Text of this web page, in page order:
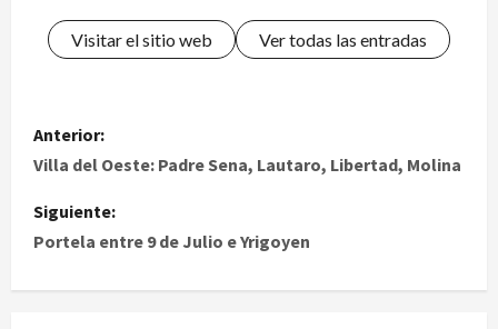
Visitar el sitio web Ver todas las entradas
Anterior:
Villa del Oeste: Padre Sena, Lautaro, Libertad, Molina
Siguiente:
Portela entre 9 de Julio e Yrigoyen